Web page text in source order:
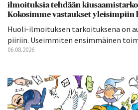
ilmoituksia tehdään
Kokosimme vastaukset yleisimpiin
Huoli-ilmoituksen tarkoituksena on
piiriin. Useimmiten ensimmäinen
06.08.2026